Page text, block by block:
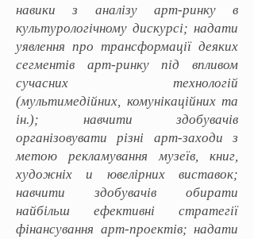
навики з аналізу арт-ринку в
культурологічному дискурсі; надати
уявлення про трансформації деяких
сегментів арт-ринку під впливом
сучасних технологій
(мультимедійних, комунікаційних та
ін.); навчити здобувачів
організовувати різні арт-заходи з
метою рекламування музеїв, книг,
художніх и ювелірних виставок;
навчити здобувачів обирати
найбільш ефективні стратегії
фінансування арт-проектів; надати